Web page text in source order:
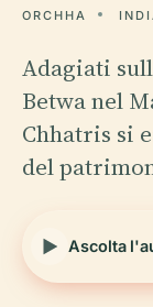
ORCHHA
Adagiati
Betwa nel
Chhatris si
del
Ascolta